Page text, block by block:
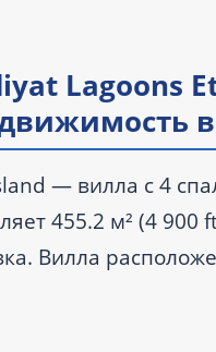
Lagoons
— вилла с 4
455.2 м² (4
Вилла